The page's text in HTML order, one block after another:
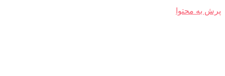
پرش به محتوا